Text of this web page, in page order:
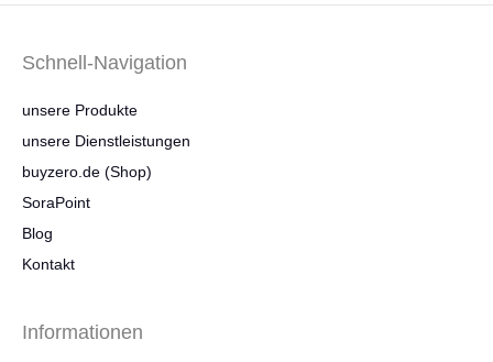
Schnell-Navigation
unsere Produkte
unsere Dienstleistungen
buyzero.de (Shop)
SoraPoint
Blog
Kontakt
Informationen